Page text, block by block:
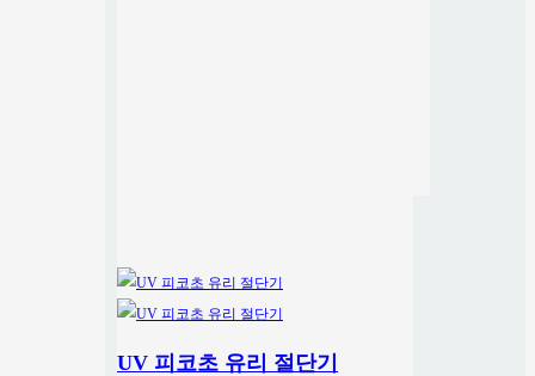
UV 피코초 유리 절단기